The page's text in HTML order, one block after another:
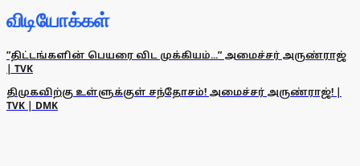
விடியோக்கள்
”திட்டங்களின் பெயரை விட முக்கியம்...” அமைச்சர் அருண்ராஜ்
| TVK
திமுகவிற்கு உள்ளுக்குள் சந்தோசம்! அமைச்சர் அருண்ராஜ்! |
TVK | DMK